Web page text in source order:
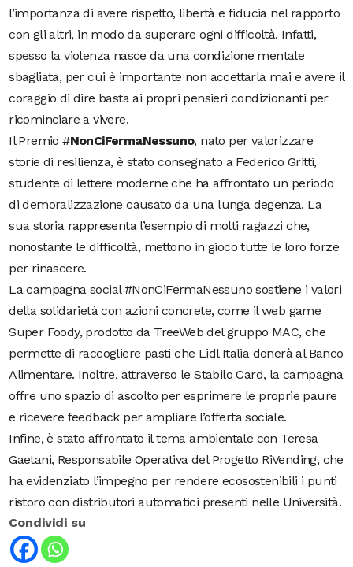
l’importanza di avere rispetto, libertà e fiducia nel rapporto
con gli altri, in modo da superare ogni difficoltà. Infatti,
spesso la violenza nasce da una condizione mentale
sbagliata, per cui è importante non accettarla mai e avere il
coraggio di dire basta ai propri pensieri condizionanti per
ricominciare a vivere.
Il Premio #NonCiFermaNessuno, nato per valorizzare
storie di resilienza, è stato consegnato a Federico Gritti,
studente di lettere moderne che ha affrontato un periodo
di demoralizzazione causato da una lunga degenza. La
sua storia rappresenta l’esempio di molti ragazzi che,
nonostante le difficoltà, mettono in gioco tutte le loro forze
per rinascere.
La campagna social #NonCiFermaNessuno sostiene i valori
della solidarietà con azioni concrete, come il web game
Super Foody, prodotto da TreeWeb del gruppo MAC, che
permette di raccogliere pasti che Lidl Italia donerà al Banco
Alimentare. Inoltre, attraverso le Stabilo Card, la campagna
offre uno spazio di ascolto per esprimere le proprie paure
e ricevere feedback per ampliare l’offerta sociale.
Infine, è stato affrontato il tema ambientale con Teresa
Gaetani, Responsabile Operativa del Progetto RiVending, che
ha evidenziato l’impegno per rendere ecosostenibili i punti
ristoro con distributori automatici presenti nelle Università.
Condividi su